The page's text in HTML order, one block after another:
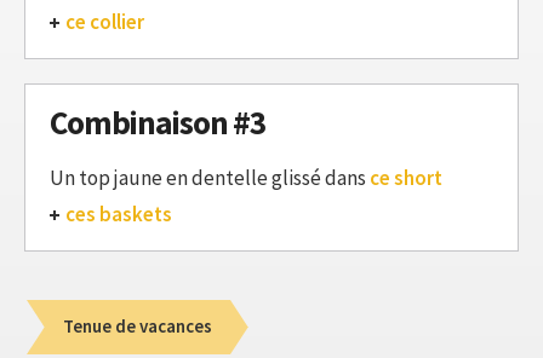
ce collier
Combinaison #3
Un top jaune en dentelle glissé dans ce short
ces baskets
Tenue de vacances